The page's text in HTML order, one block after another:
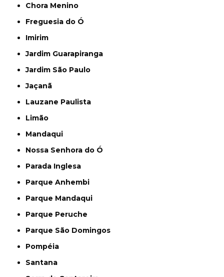
Chora Menino
Freguesia do Ó
Imirim
Jardim Guarapiranga
Jardim São Paulo
Jaçanã
Lauzane Paulista
Limão
Mandaqui
Nossa Senhora do Ó
Parada Inglesa
Parque Anhembi
Parque Mandaqui
Parque Peruche
Parque São Domingos
Pompéia
Santana